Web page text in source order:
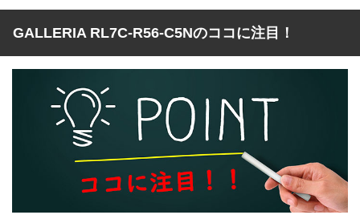
GALLERIA RL7C-R56-C5Nのココに注目！